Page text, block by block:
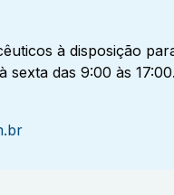
à disposição
sexta das 9:00 às 17:00.